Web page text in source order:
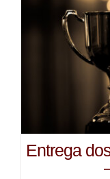
Entrega